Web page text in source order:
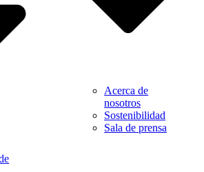
Acerca de
nosotros
Sostenibilidad
Sala de prensa